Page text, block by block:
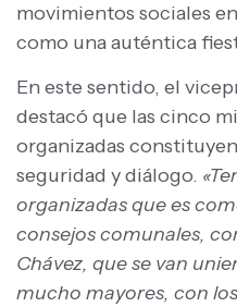
movimientos sociales
como una auténtica
En este sentido, el
destacó que las cinco
organizadas
seguridad y diálogo.
organizadas que es
consejos comunales,
Chávez, que se van
mucho mayores, con